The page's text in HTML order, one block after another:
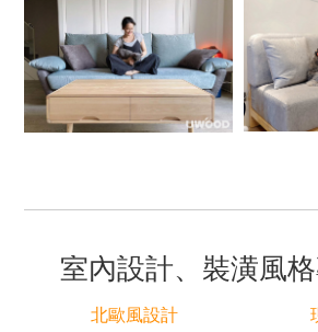
室內設計、裝潢風
北歐風設計